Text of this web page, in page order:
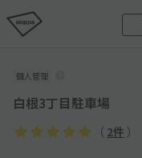
個人管理
白根3丁目駐車場
（ 2件 ）